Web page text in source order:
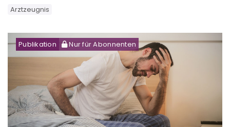
Arztzeugnis
Publikation Nur für Abonnenten